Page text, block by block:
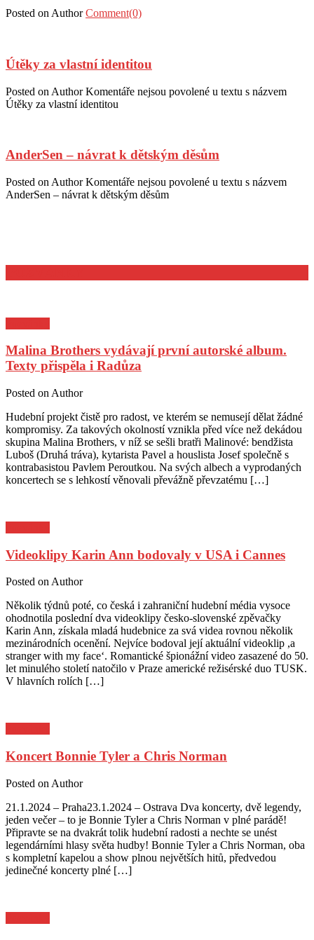
Posted on Author Comment(0)
Útěky za vlastní identitou
Posted on Author Komentáře nejsou povolené u textu s názvem
Útěky za vlastní identitou
AnderSen – návrat k dětským děsům
Posted on Author Komentáře nejsou povolené u textu s názvem
AnderSen – návrat k dětským děsům
Malina Brothers vydávají první autorské album.
Texty přispěla i Radůza
Posted on Author
Hudební projekt čistě pro radost, ve kterém se nemusejí dělat žádné
kompromisy. Za takových okolností vznikla před více než dekádou
skupina Malina Brothers, v níž se sešli bratři Malinové: bendžista
Luboš (Druhá tráva), kytarista Pavel a houslista Josef společně s
kontrabasistou Pavlem Peroutkou. Na svých albech a vyprodaných
koncertech se s lehkostí věnovali převážně převzatému […]
Videoklipy Karin Ann bodovaly v USA i Cannes
Posted onAuthor
Několik týdnů poté, co česká i zahraniční hudební média vysoce
ohodnotila poslední dva videoklipy česko-slovenské zpěvačky
Karin Ann, získala mladá hudebnice za svá videa rovnou několik
mezinárodních ocenění. Nejvíce bodoval její aktuální videoklip ,a
stranger with my face‘. Romantické špionážní video zasazené do 50.
let minulého století natočilo v Praze americké režisérské duo TUSK.
V hlavních rolích […]
Koncert Bonnie Tyler a Chris Norman
Posted on Author
21.1.2024 – Praha23.1.2024 – Ostrava Dva koncerty, dvě legendy,
jeden večer – to je Bonnie Tyler a Chris Norman v plné parádě!
Připravte se na dvakrát tolik hudební radosti a nechte se unést
legendárními hlasy světa hudby! Bonnie Tyler a Chris Norman, oba
s kompletní kapelou a show plnou největších hitů, předvedou
jedinečné koncerty plné […]